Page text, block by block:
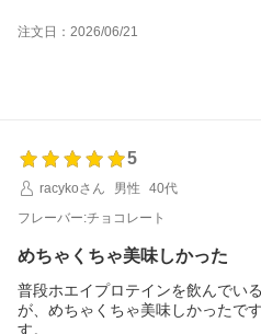
注文日：2026/06/21
5
racykoさん
男性
40代
フレーバー:チョコレート
めちゃくちゃ美味しかった
普段ホエイプロテインを飲んでい
が、めちゃくちゃ美味しかったで
す。